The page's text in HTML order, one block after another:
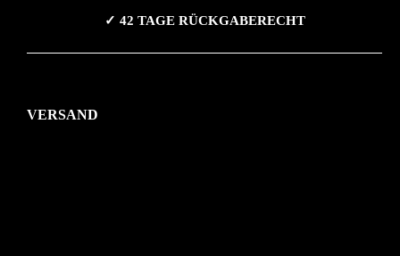
✓ 42 TAGE RÜCKGABERECHT
VERSAND